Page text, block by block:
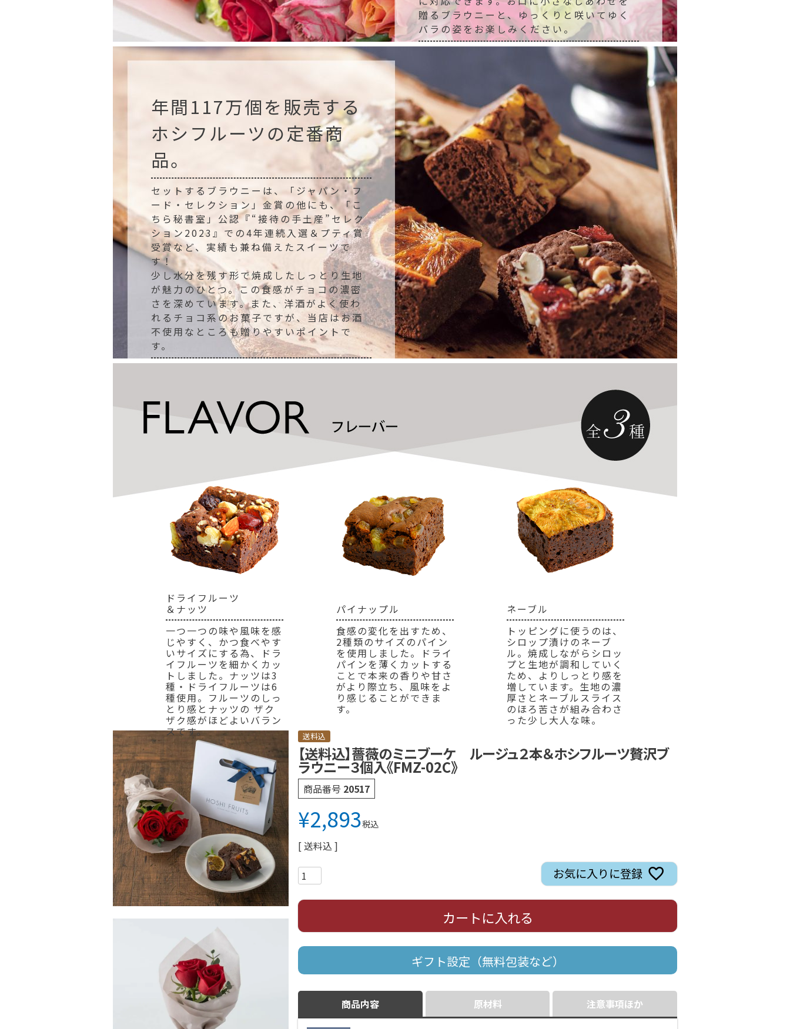
贈るブラウニーと、ゆっくりと咲いてゆく
バラの姿をお楽しみください。
年間117万個を販売する
ホシフルーツの定番商
品。
セットするブラウニーは、「ジャパン・フ
ード・セレクション」金賞の他にも、「こ
ちら秘書室」公認『“接待の手土産”セレク
ション2023』での4年連続入選＆プティ賞
受賞など、実績も兼ね備えたスイーツで
す！
少し水分を残す形で焼成したしっとり生地
が魅力のひとつ。この食感がチョコの濃密
さを深めています。また、洋酒がよく使わ
れるチョコ系のお菓子ですが、当店はお酒
不使用なところも贈りやすいポイントで
す。
ドライフルーツ
＆ナッツ
一つ一つの味や風味を感
じやすく、かつ食べやす
いサイズにする為、ドラ
イフルーツを細かくカッ
トしました。ナッツは3
種・ドライフルーツは6
種使用。フルーツのしっ
とり感とナッツの ザク
ザク感がほどよいバラン
スです。
パイナップル
食感の変化を出すため、
2種類のサイズのパイン
を使用しました。ドライ
パインを薄くカットする
ことで本来の香りや甘さ
がより際立ち、風味をよ
り感じることができま
す。
ネーブル
トッピングに使うのは、
シロップ漬けのネーブ
ル。焼成しながらシロッ
プと生地が調和していく
ため、よりしっとり感を
増しています。生地の濃
厚さとネーブルスライス
のほろ苦さが組み合わさ
った少し大人な味。
送料込
【送料込】薔薇のミニブーケ ルージュ２本＆ホシフルーツ贅沢ブ
ラウニー３個入《FMZ-02C》
商品番号 20517
¥2,893税込
送料込
お気に入りに登録
カートに入れる
ギフト設定（無料包装など）
商品内容 原材料 注意事項ほか